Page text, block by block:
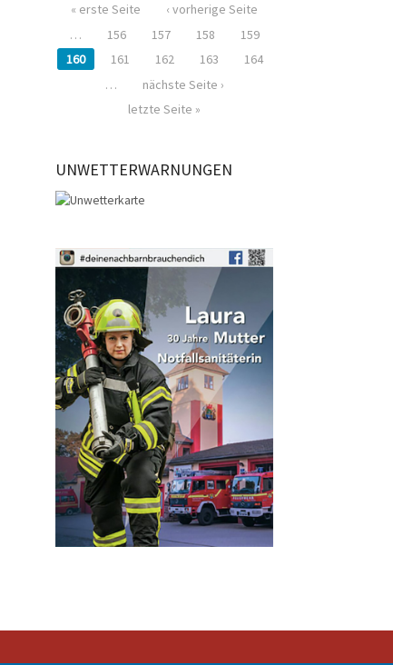
« erste Seite
‹ vorherige Seite
…
156 157 158
159
160
161 162 163
164
…
nächste Seite ›
letzte Seite »
UNWETTERWARNUNGEN